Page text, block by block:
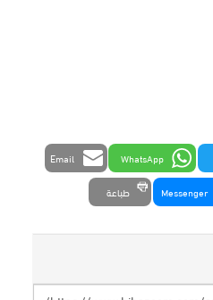
WhatsApp
Email
Messenger طباعة